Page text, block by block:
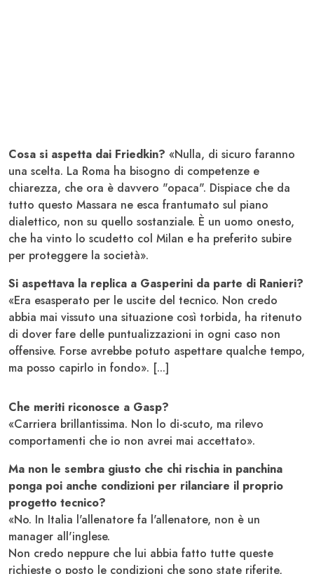
Cosa si aspetta dai Friedkin? «Nulla, di sicuro faranno
una scelta. La Roma ha bisogno di competenze e
chiarezza, che ora è davvero "opaca". Dispiace che da
tutto questo Massara ne esca frantumato sul piano
dialettico, non su quello sostanziale. È un uomo onesto,
che ha vinto lo scudetto col Milan e ha preferito subire
per proteggere la società».
Si aspettava la replica a Gasperini da parte di Ranieri?
«Era esasperato per le uscite del tecnico. Non credo
abbia mai vissuto una situazione così torbida, ha ritenuto
di dover fare delle puntualizzazioni in ogni caso non
offensive. Forse avrebbe potuto aspettare qualche tempo,
ma posso capirlo in fondo». [...]
Che meriti riconosce a Gasp?
«Carriera brillantissima. Non lo di-scuto, ma rilevo
comportamenti che io non avrei mai accettato».
Ma non le sembra giusto che chi rischia in panchina
ponga poi anche condizioni per rilanciare il proprio
progetto tecnico?
«No. In Italia l'allenatore fa l'allenatore, non è un
manager all'inglese.
Non credo neppure che lui abbia fatto tutte queste
richieste o posto le condizioni che sono state riferite,